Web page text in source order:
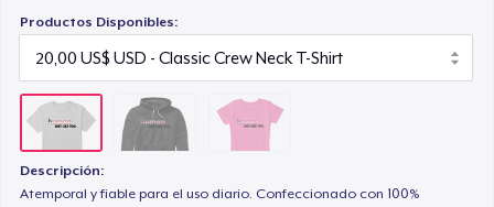
Productos Disponibles:
Descripción:
Atemporal y fiable para el uso diario. Confeccionado con 100%